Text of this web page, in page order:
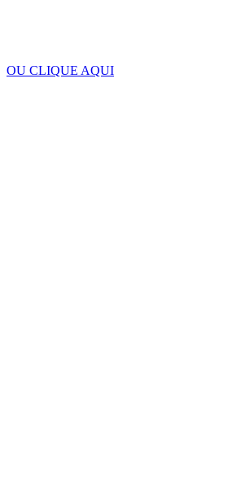
OU CLIQUE AQUI